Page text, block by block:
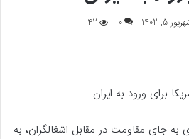
5, 1402
0
42
برای ورود به ایران
به جای مقاومت در مقابل اشغالگران، به